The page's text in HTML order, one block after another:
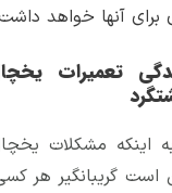
برای آنها خواهد
تعمیرات
اینکه مشکلات
گریبانگیر هر